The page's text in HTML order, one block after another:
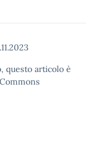
questo articolo è